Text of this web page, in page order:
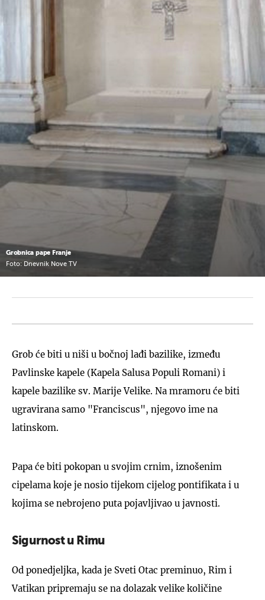
Grobnica pape Franje
Foto: Dnevnik Nove TV
Grob će biti u niši u bočnoj lađi bazilike, između
Pavlinske kapele (Kapela Salusa Populi Romani) i
kapele bazilike sv. Marije Velike. Na mramoru će biti
ugravirana samo "Franciscus", njegovo ime na
latinskom.
Papa će biti pokopan u svojim crnim, iznošenim
cipelama koje je nosio tijekom cijelog pontifikata i u
kojima se nebrojeno puta pojavljivao u javnosti.
Sigurnost u Rimu
Od ponedjeljka, kada je Sveti Otac preminuo, Rim i
Vatikan pripremaju se na dolazak velike količine